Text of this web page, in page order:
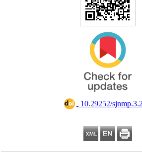
10.29252/